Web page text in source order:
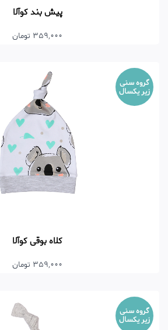
پیش بند کوآلا
359,000 تومان
گروه سنی
زیر یکسال
کلاه بوقی کوآلا
359,000 تومان
گروه سنی
زیر یکسال